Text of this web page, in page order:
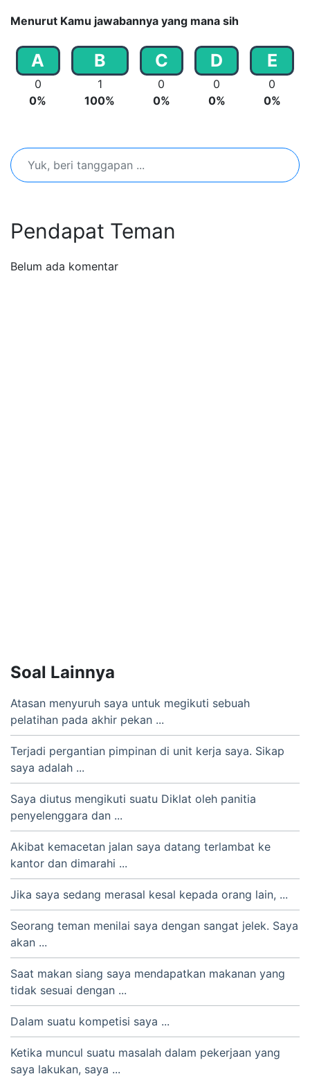
Menurut Kamu jawabannya yang mana sih
A
0
0%
B
1
100%
C
0
0%
D
0
0%
E
0
0%
Pendapat Teman
Belum ada komentar
Soal Lainnya
Atasan menyuruh saya untuk megikuti sebuah
pelatihan pada akhir pekan ...
Terjadi pergantian pimpinan di unit kerja saya. Sikap
saya adalah ...
Saya diutus mengikuti suatu Diklat oleh panitia
penyelenggara dan ...
Akibat kemacetan jalan saya datang terlambat ke
kantor dan dimarahi ...
Jika saya sedang merasal kesal kepada orang lain, ...
Seorang teman menilai saya dengan sangat jelek. Saya
akan ...
Saat makan siang saya mendapatkan makanan yang
tidak sesuai dengan ...
Dalam suatu kompetisi saya ...
Ketika muncul suatu masalah dalam pekerjaan yang
saya lakukan, saya ...